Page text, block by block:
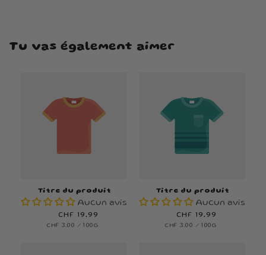
Tu vas également aimer
Titre du produit
Aucun avis
Prix
habituel
CHF 19.99
PRIX
CHF 3.00 / PAR
100G
Titre du produit
Aucun avis
Prix
habituel
CHF 19.99
PRIX
CHF 3.00 / PAR
100G